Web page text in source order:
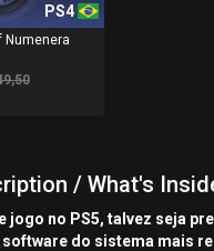
PS4
Numenera
/ What's
jogo no PS5, talvez seja
do sistema mais